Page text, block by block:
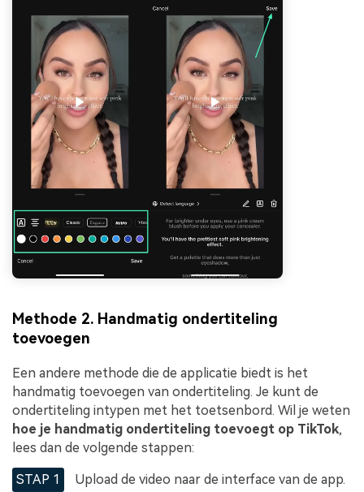
Methode 2. Handmatig ondertiteling
toevoegen
Een andere methode die de applicatie biedt is het
handmatig toevoegen van ondertiteling. Je kunt de
ondertiteling intypen met het toetsenbord. Wil je weten
hoe je handmatig ondertiteling toevoegt op TikTok,
lees dan de volgende stappen:
STAP 1
Upload de video naar de interface van de app.